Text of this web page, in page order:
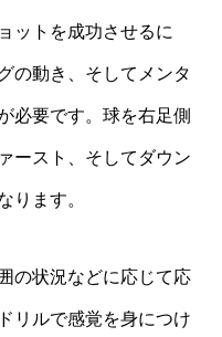
ットを成功させるに
の動き、そしてメンタ
必要です。球を右足側
ースト、そしてダウン
ります。
の状況などに応じて応
リルで感覚を身につけ